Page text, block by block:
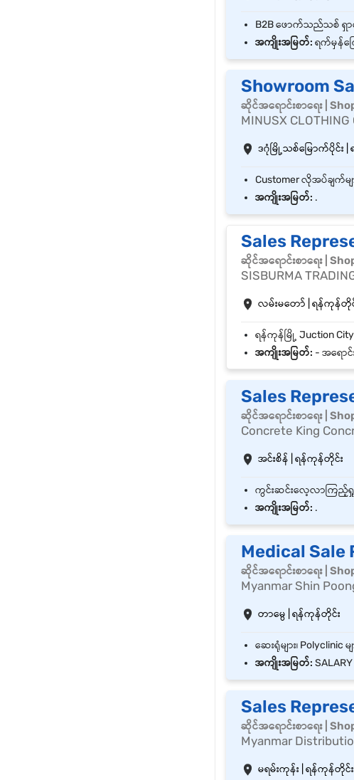
အကျိုးအမြတ်: ရက်မှန်ကြ
Showroom
ဆိုင်အရောင်းစာရေး |
MINUSX CLOTHING
ဒဂုံမြို့သစ်မြောက်ပိုင်း
အကျိုးအမြတ်: .
Sales
ဆိုင်အရောင်းစာရေး |
SISBURMA
လမ်းမတော် | ရန်ကုန်တို
အကျိုးအမြတ်: - အရောင်
Sales
ဆိုင်အရောင်းစာရေး |
Concrete King
အင်းစိန် | ရန်ကုန်တိုင်း
အကျိုးအမြတ်: .
Medical Sale
ဆိုင်အရောင်းစာရေး |
Myanmar Shin
တာမွေ | ရန်ကုန်တိုင်း
အကျိုးအမြတ်:
Sales
ဆိုင်အရောင်းစာရေး |
Myanmar
မရမ်းကုန်း | ရန်ကုန်တိုင်း